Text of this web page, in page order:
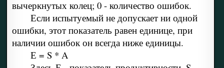
вычеркнутых колец; 0 - количество ошибок.
Если испытуемый не допускает ни одной
ошибки, этот показатель равен единице, при
наличии ошибок он всегда ниже единицы.
Е = S * A